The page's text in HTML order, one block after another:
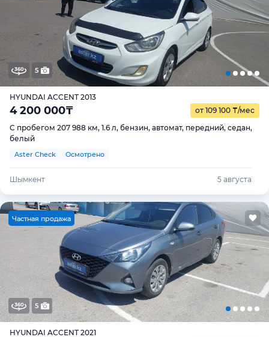
5
HYUNDAI ACCENT 2013
4 200 000₸ от 109 100 ₸/мес
С пробегом 207 988 км, 1.6 л, бензин, автомат, передний, седан,
белый
Aster Check Осмотрено
Шымкент 5 августа
Частная продажа
5
HYUNDAI ACCENT 2021